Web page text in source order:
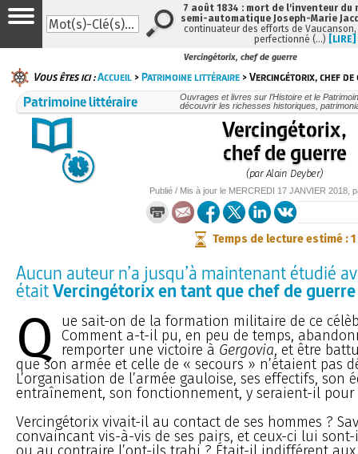
Vercingétorix, chef de guerre
Vous êtes ici :Accueil >Patrimoine littéraire > Vercingétorix, chef
Patrimoine littéraire
Ouvrages et livres sur l’Histoire et le
découvrir les richesses historiques,
Vercingétorix,
chef de guerre
(par Alain Deyber)
Publié / Mis à jour le MERCREDI 17 JANVIER 2018 ,
Temps de lecture estimé : 1
Aucun auteur n’a jusqu’à maintenant étudié
étaitVercingétorix en tant que chef de guerre
Q ue sait-on de la formation militaire de ce
Comment a-t-il pu, en peu de temps,
remporter une victoire à Gergovia, et être
que son armée et celle de « secours » n’étaient pas
L’organisation de l’armée gauloise, ses effectifs, son
entraînement, son fonctionnement, y seraient-il pour
Vercingétorix vivait-il au contact de ses hommes ?
convaincant vis-à-vis de ses pairs, et ceux-ci lui
7 août 1834 : mort de l'inventeur du
semi-automatique Joseph-Marie
continuateur des efforts de Vaucanson,
perfectionné (…) [LIRE]